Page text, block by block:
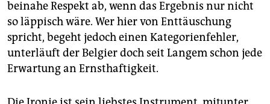
beinahe Respekt ab, wenn das Ergebnis nur nicht
so läppisch wäre. Wer hier von Enttäuschung
spricht, begeht jedoch einen Kategorienfehler,
unterläuft der Belgier doch seit Langem schon jede
Erwartung an Ernsthaftigkeit.